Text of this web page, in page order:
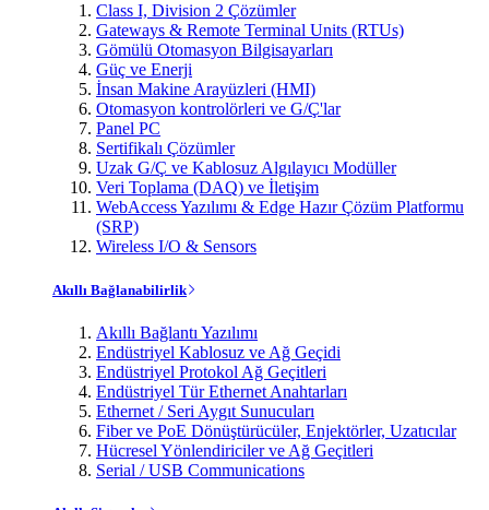
Class I, Division 2 Çözümler
Gateways & Remote Terminal Units (RTUs)
Gömülü Otomasyon Bilgisayarları
Güç ve Enerji
İnsan Makine Arayüzleri (HMI)
Otomasyon kontrolörleri ve G/Ç'lar
Panel PC
Sertifikalı Çözümler
Uzak G/Ç ve Kablosuz Algılayıcı Modüller
Veri Toplama (DAQ) ve İletişim
WebAccess Yazılımı & Edge Hazır Çözüm Platformu
(SRP)
Wireless I/O & Sensors
Akıllı Bağlanabilirlik
Akıllı Bağlantı Yazılımı
Endüstriyel Kablosuz ve Ağ Geçidi
Endüstriyel Protokol Ağ Geçitleri
Endüstriyel Tür Ethernet Anahtarları
Ethernet / Seri Aygıt Sunucuları
Fiber ve PoE Dönüştürücüler, Enjektörler, Uzatıcılar
Hücresel Yönlendiriciler ve Ağ Geçitleri
Serial / USB Communications